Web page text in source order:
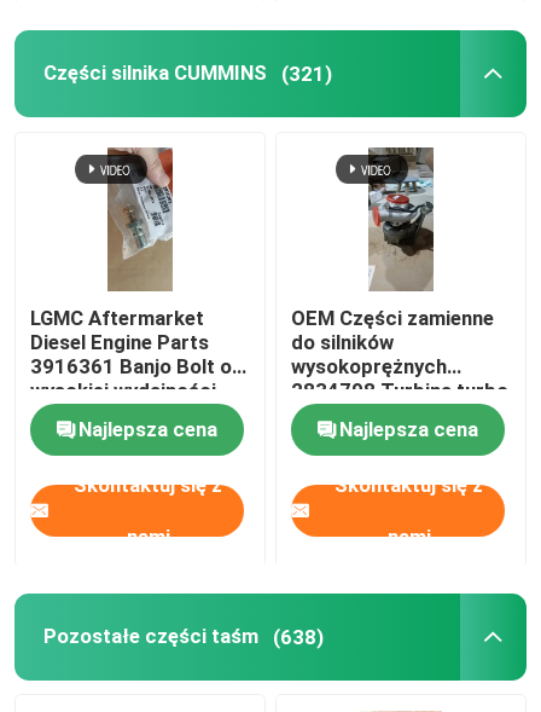
Części silnika CUMMINS (321)
LGMC Aftermarket
Diesel Engine Parts
3916361 Banjo Bolt o
wysokiej wydajności
Najlepsza cena
Skontaktuj się z
nami
OEM Części zamienne
do silników
wysokoprężnych
2834798 Turbina turbo
Najlepsza cena
Skontaktuj się z
nami
Pozostałe części taśm (638)